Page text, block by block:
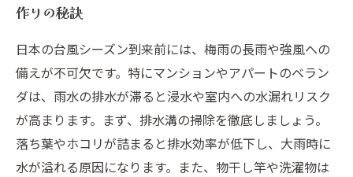
作りの秘訣
日本の台風シーズン到来前には、梅雨の長雨や強風への
備えが不可欠です。特にマンションやアパートのベラン
ダは、雨水の排水が滞ると浸水や室内への水漏れリスク
が高まります。まず、排水溝の掃除を徹底しましょう。
落ち葉やホコリが詰まると排水効率が低下し、大雨時に
水が溢れる原因になります。また、物干し竿や洗濯物は